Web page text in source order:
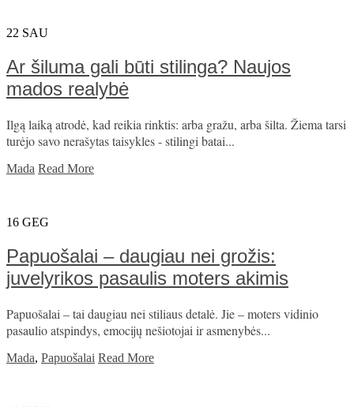
22 SAU
Ar šiluma gali būti stilinga? Naujos
mados realybė
Ilgą laiką atrodė, kad reikia rinktis: arba gražu, arba šilta. Žiema tarsi
turėjo savo nerašytas taisykles - stilingi batai...
Mada Read More
16 GEG
Papuošalai – daugiau nei grožis:
juvelyrikos pasaulis moters akimis
Papuošalai – tai daugiau nei stiliaus detalė. Jie – moters vidinio
pasaulio atspindys, emocijų nešiotojai ir asmenybės...
Mada, Papuošalai Read More